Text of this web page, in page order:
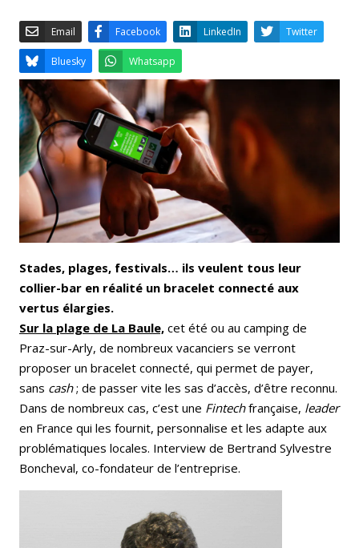
Email Facebook
Bluesky Whatsapp
Stades, plages, festivals… ils veulent tous leur
collier-bar en réalité un bracelet connecté aux
vertus élargies.
Sur la plage de La Baule, cet été ou au camping de
Praz-sur-Arly, de nombreux vacanciers se verront
proposer un bracelet connecté, qui permet de payer,
sans cash; de passer vite les sas d’accès, d’être reconnu.
Dans de nombreux cas, c’est une Fintechfrançaise, leader
en France qui les fournit, personnalise et les adapte aux
problématiques locales. Interview de Bertrand Sylvestre
Boncheval, co-fondateur de l’entreprise.